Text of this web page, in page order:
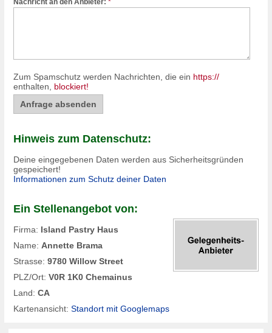
Zum Spamschutz werden Nachrichten, die ein https://
enthalten, blockiert!
Hinweis zum Datenschutz:
Deine eingegebenen Daten werden aus Sicherheitsgründen
gespeichert!
Informationen zum Schutz deiner Daten
Ein Stellenangebot von:
Firma: Island Pastry Haus
Name: Annette Brama
Strasse: 9780 Willow Street
PLZ/Ort: V0R 1K0 Chemainus
Land: CA
Kartenansicht: Standort mit Googlemaps